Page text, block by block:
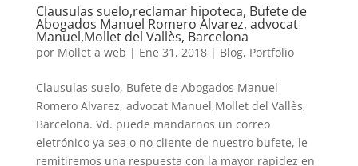
Clausulas suelo,reclamar hipoteca, Bufete de
Abogados Manuel Romero Alvarez, advocat
Manuel,Mollet del Vallès, Barcelona
por Mollet a web | Ene 31, 2018| Blog, Portfolio
Clausulas suelo, Bufete de Abogados Manuel
Romero Alvarez, advocat Manuel,Mollet del Vallès,
Barcelona. Vd. puede mandarnos un correo
eletrónico ya sea o no cliente de nuestro bufete, le
remitiremos una respuesta con la mayor rapidez en